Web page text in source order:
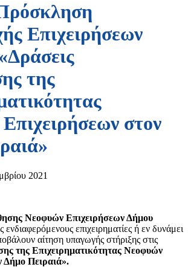
Επιχειρήσεων
της
στον
2021
Νεοφυών Επιχειρήσεων Δήμου
ενδιαφερόμενους επιχειρηματίες ή εν δυνάμει
αίτηση υπαγωγής στήριξης στις
της Επιχειρηματικότητας Νεοφυών
Δήμο Πειραιά».